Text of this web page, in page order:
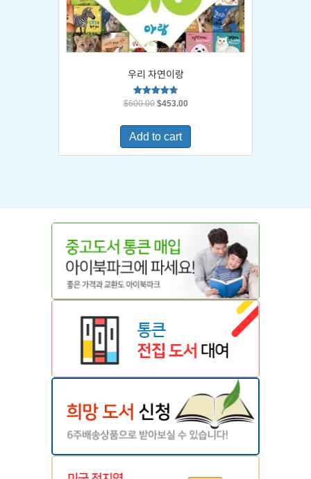
우리 자연이랑
Rated
$600.00 Original
was:
$600.00.
$453.00Current
is:
Add to cart